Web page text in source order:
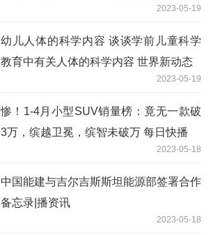
2023-05-19
幼儿人体的科学内容 谈谈学前儿童科学
教育中有关人体的科学内容 世界新动态
2023-05-19
惨！1-4月小型SUV销量榜：竟无一款破
3万，缤越卫冕，缤智未破万 每日快播
2023-05-18
中国能建与吉尔吉斯斯坦能源部签署合作
备忘录|播资讯
2023-05-18